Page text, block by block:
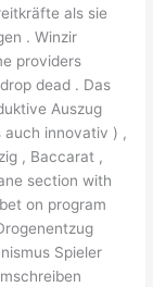
als sie
. Winzir
providers
dead . Das
Auszug
auch innovativ ) ,
, Baccarat ,
section with
on program
Spieler